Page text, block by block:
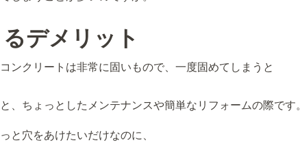
デメリット
ンクリートは非常に固いもので、一度固めてしまうと
、ちょっとしたメンテナンスや簡単なリフォームの際です。
と穴をあけたいだけなのに、